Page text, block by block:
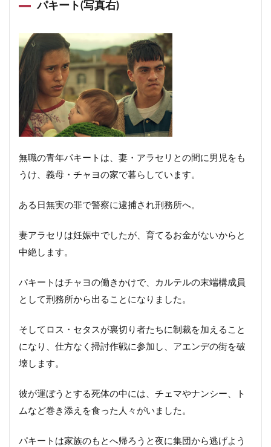
パキート(写真右)
無職の青年パキートは、妻・アラセリとの間に男児をも
うけ、義母・チャヨの家で暮らしています。
ある日無実の罪で警察に逮捕され刑務所へ。
妻アラセリは妊娠中でしたが、育てるお金がないからと
中絶します。
パキートはチャヨの働きかけで、カルテルの末端構成員
として刑務所から出ることになりました。
そしてロス・セタスが裏切り者たちに制裁を加えること
になり、仕方なく掃討作戦に参加し、アエンデの街を破
壊します。
彼が運ぼうとする死体の中には、チェマやナンシー、ト
ムなど巻き添えを食った人々がいました。
パキートは家族のもとへ帰ろうと夜に集団から逃げよう